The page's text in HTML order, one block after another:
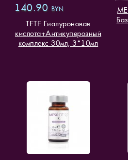
140.90 BYN
TETE Гиалуроновая
кислота+Антикуперозный
комплекс 30мл, 3*10мл